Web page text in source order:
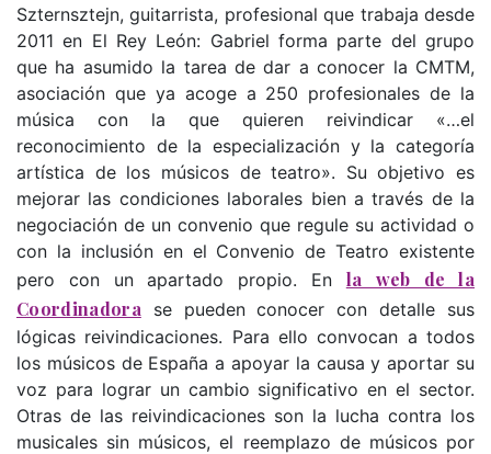
Szternsztejn, guitarrista, profesional que trabaja desde
2011 en El Rey León: Gabriel forma parte del grupo
que ha asumido la tarea de dar a conocer la CMTM,
asociación que ya acoge a 250 profesionales de la
música con la que quieren reivindicar «…el
reconocimiento de la especialización y la categoría
artística de los músicos de teatro». Su objetivo es
mejorar las condiciones laborales bien a través de la
negociación de un convenio que regule su actividad o
con la inclusión en el Convenio de Teatro existente
pero con un apartado propio. En la web de la
Coordinadora se pueden conocer con detalle sus
lógicas reivindicaciones. Para ello convocan a todos
los músicos de España a apoyar la causa y aportar su
voz para lograr un cambio significativo en el sector.
Otras de las reivindicaciones son la lucha contra los
musicales sin músicos, el reemplazo de músicos por